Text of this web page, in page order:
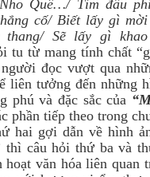
Quê…/ Tìm đâu
cố/ Biết lấy gì
thang/ Sẽ lấy gì
tu từ mang tính chất
đọc vượt qua
liên tưởng đến những
phú và đặc sắc của
phần tiếp theo trong
hai gợi dẫn về hình
thì câu hỏi thứ ba và
văn hóa liên quan